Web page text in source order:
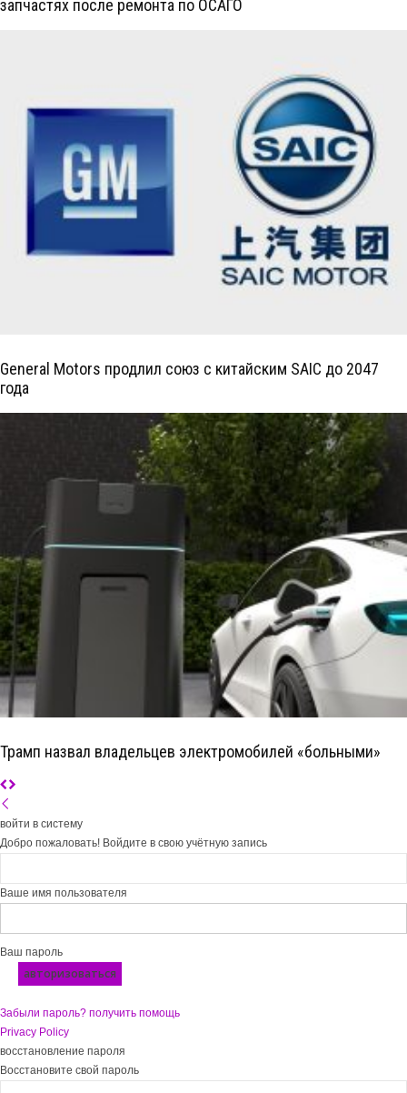
запчастях после ремонта по ОСАГО
General Motors продлил союз с китайским SAIC до 2047
года
Трамп назвал владельцев электромобилей «больными»
войти в систему
Добро пожаловать! Войдите в свою учётную запись
Ваше имя пользователя
Ваш пароль
Забыли пароль? получить помощь
Privacy Policy
восстановление пароля
Восстановите свой пароль